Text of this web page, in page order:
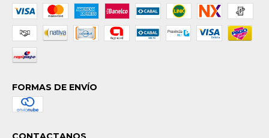
FORMAS DE ENVÍO